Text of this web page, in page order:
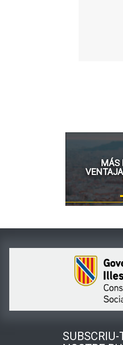
MÁS
SUBSCRIU-